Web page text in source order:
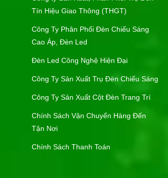
Tín Hiệu Giao Thông (THGT)
Công Ty Phân Phối Đèn Chiếu Sáng
Cao Áp, Đèn Led
Đèn Led Công Nghệ Hiện Đại
Công Ty Sản Xuất Trụ Đèn Chiếu Sáng
Công Ty Sản Xuất Cột Đèn Trang Trí
Chính Sách Vận Chuyển Hàng Đến
Tận Nơi
Chính Sách Thanh Toán